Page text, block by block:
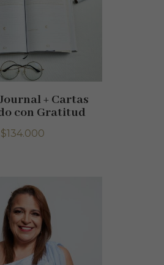
+ Cartas
con Gratitud
$134.000